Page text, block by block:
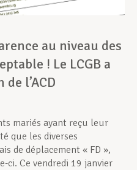
au niveau des
! Le LCGB a
l’ACD
mariés ayant reçu leur
que les diverses
de déplacement « FD »,
ci. Ce vendredi 19 janvier